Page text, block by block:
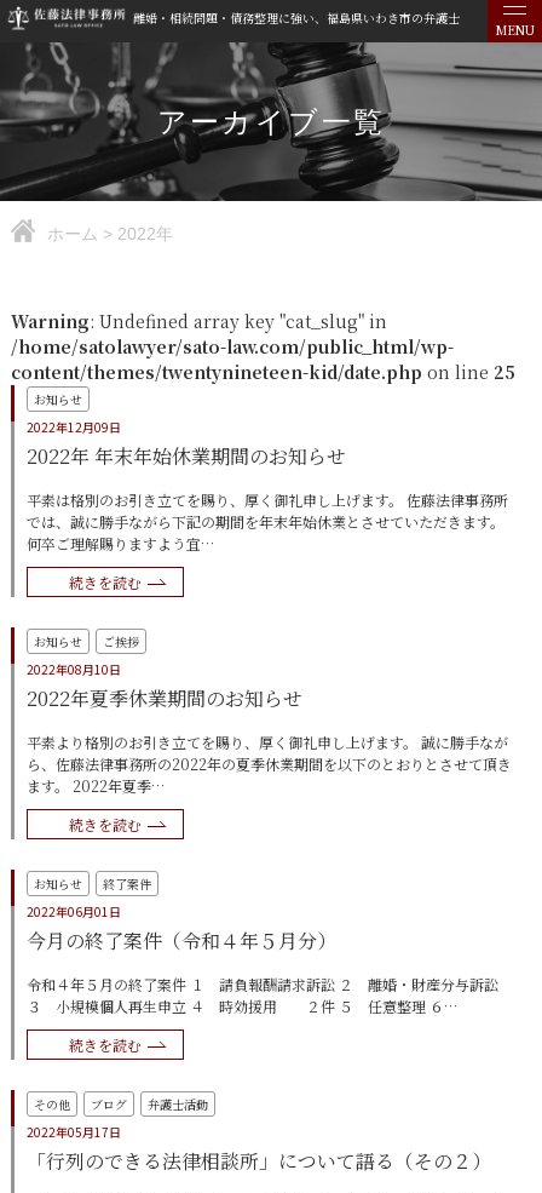
離婚・相続問題・債務整理に強い、福島県いわき市の弁護士
MENU
アーカイブ一覧
ホーム > 2022年
Warning: Undefined array key "cat_slug" in
/home/satolawyer/sato-law.com/public_html/wp-
content/themes/twentynineteen-kid/date.php on line 25
お知らせ
2022年12月09日
2022年 年末年始休業期間のお知らせ
平素は格別のお引き立てを賜り、厚く御礼申し上げます。 佐藤法律事務所
では、誠に勝手ながら下記の期間を年末年始休業とさせていただきます。
何卒ご理解賜りますよう宜…
続きを読む
お知らせ
ご挨拶
2022年08月10日
2022年夏季休業期間のお知らせ
平素より格別のお引き立てを賜り、厚く御礼申し上げます。 誠に勝手なが
ら、佐藤法律事務所の2022年の夏季休業期間を以下のとおりとさせて頂き
ます。 2022年夏季…
続きを読む
お知らせ
終了案件
2022年06月01日
今月の終了案件（令和４年５月分）
令和４年５月の終了案件 １ 請負報酬請求訴訟 ２ 離婚・財産分与訴訟
３ 小規模個人再生申立 ４ 時効援用 ２件 ５ 任意整理 ６…
続きを読む
その他 ブログ
弁護士活動
2022年05月17日
「行列のできる法律相談所」について語る（その２）